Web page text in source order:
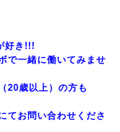
好き!!!
で一緒に働いてみませ
20歳以上）の方も
てお問い合わせくださ